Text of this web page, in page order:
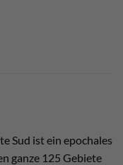
Sud ist ein epochales
ganze 125 Gebiete